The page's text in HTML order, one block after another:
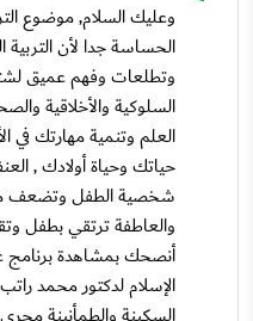
وعليك السلام, موضوع
الحساسة جدا لأن
وتطلعات وفهم عميق
السلوكية والأخلاقية
العلم وتنمية مهارتك في
حياتك وحياة أولادك ,
شخصية الطفل وتضعف
والعاطفة ترتقي بطفل
أنصحك بمشاهدة برنامج
الإسلام لدكتور محمد